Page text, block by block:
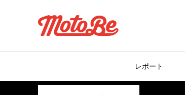
レポート